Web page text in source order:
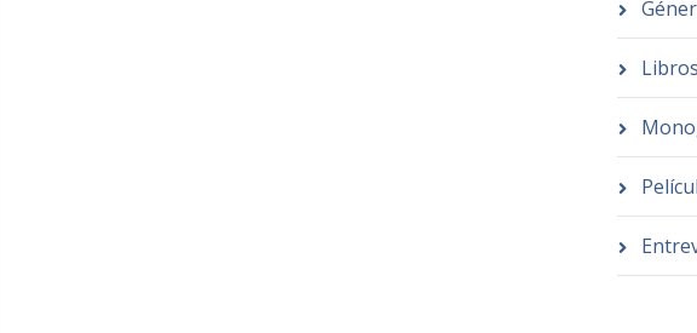
Libros